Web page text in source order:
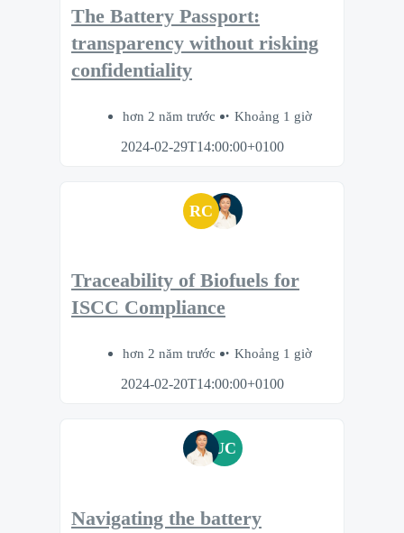
The Battery Passport:
transparency without risking
confidentiality
hơn 2 năm trước
Khoảng 1 giờ
2024-02-29T14:00:00+0100
RC
Traceability of Biofuels for
ISCC Compliance
hơn 2 năm trước
Khoảng 1 giờ
2024-02-20T14:00:00+0100
UC
Navigating the battery